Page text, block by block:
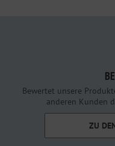
Bewertet unsere
anderen Kunden
ZU